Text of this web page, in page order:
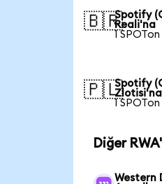
🇧🇷Spotify
Reali'na
1
🇵🇱Spotify
Zlotisi'na
1
Diğer
Western